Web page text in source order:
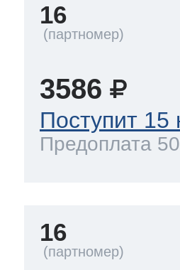
16
3586
Поступит 15
Предоплата
16